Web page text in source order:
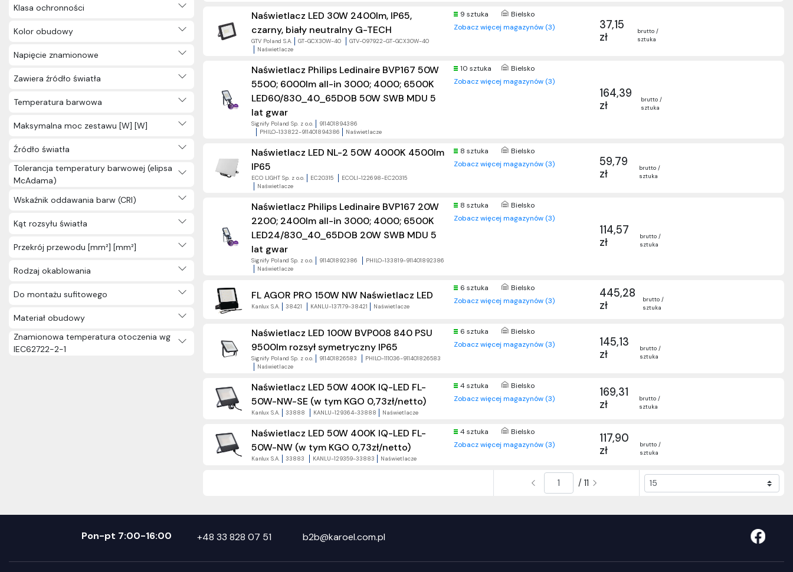
Klasa ochronności
Kolor obudowy
Napięcie znamionowe
Zawiera źródło światła
Temperatura barwowa
Maksymalna moc zestawu [W] [W]
Źródło światła
Tolerancja temperatury barwowej (elipsa
McAdama)
Wskaźnik oddawania barw (CRI)
Kąt rozsyłu światła
Przekrój przewodu [mm²] [mm²]
Rodzaj okablowania
Do montażu sufitowego
Materiał obudowy
Znamionowa temperatura otoczenia wg
IEC62722-2-1
Naświetlacz LED 30W 2400lm, IP65,
czarny, biały neutralny G-TECH
GTV Poland S.A. GT-GCX30W-40
GTV-097922-GT-GCX30W-40
Naświetlacze
9 sztuka
Bielsko
Zobacz więcej magazynów (3)
37,15
zł
brutto /
sztuka
Naświetlacz Philips Ledinaire BVP167 50W
5500; 6000lm all-in 3000; 4000; 6500K
LED60/830_40_65DOB 50W SWB MDU 5
lat gwar
Signify Poland Sp. z o.o.
911401894386
PHILO-133822-911401894386
Naświetlacze
10 sztuka
Bielsko
Zobacz więcej magazynów (3)
164,39
zł
brutto /
sztuka
Naświetlacz LED NL-2 50W 4000K 4500lm
IP65
ECO LIGHT Sp. z o.o. EC20315
ECOLI-122698-EC20315
Naświetlacze
8 sztuka
Bielsko
Zobacz więcej magazynów (3)
59,79
zł
brutto /
sztuka
Naświetlacz Philips Ledinaire BVP167 20W
2200; 2400lm all-in 3000; 4000; 6500K
LED24/830_40_65DOB 20W SWB MDU 5
lat gwar
Signify Poland Sp. z o.o. 911401892386
PHILO-133819-911401892386
Naświetlacze
8 sztuka
Bielsko
Zobacz więcej magazynów (3)
114,57
zł
brutto /
sztuka
FL AGOR PRO 150W NW Naświetlacz LED
Kanlux S.A. 38421 KANLU-137179-38421 Naświetlacze
6 sztuka
Bielsko
Zobacz więcej magazynów (3)
445,28
zł
brutto /
sztuka
Naświetlacz LED 100W BVP008 840 PSU
9500lm rozsył symetryczny IP65
Signify Poland Sp. z o.o. 911401826583
PHILO-111036-911401826583
Naświetlacze
6 sztuka
Bielsko
Zobacz więcej magazynów (3)
145,13
zł
brutto /
sztuka
Naświetlacz LED 50W 400K IQ-LED FL-
50W-NW-SE (w tym KGO 0,73zł/netto)
Kanlux S.A. 33888 KANLU-129364-33888 Naświetlacze
4 sztuka
Bielsko
Zobacz więcej magazynów (3)
169,31
zł
brutto /
sztuka
Naświetlacz LED 50W 400K IQ-LED FL-
50W-NW (w tym KGO 0,73zł/netto)
Kanlux S.A. 33883 KANLU-129359-33883 Naświetlacze
4 sztuka
Bielsko
Zobacz więcej magazynów (3)
117,90
zł
brutto /
sztuka
/ 11
Pon-pt 7:00-16:00 +48 33 828 07 51 b2b@karoel.com.pl